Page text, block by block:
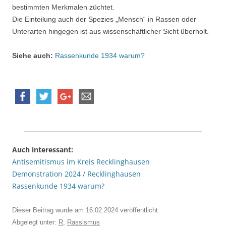
bestimmten Merkmalen züchtet.
Die Einteilung auch der Spezies „Mensch“ in Rassen oder
Unterarten hingegen ist aus wissenschaftlicher Sicht überholt.
Siehe auch: Rassenkunde 1934 warum?
Auch interessant:
Antisemitismus im Kreis Recklinghausen
Demonstration 2024 / Recklinghausen
Rassenkunde 1934 warum?
Dieser Beitrag wurde am 16.02.2024 veröffentlicht.
Abgelegt unter: R, Rassismus